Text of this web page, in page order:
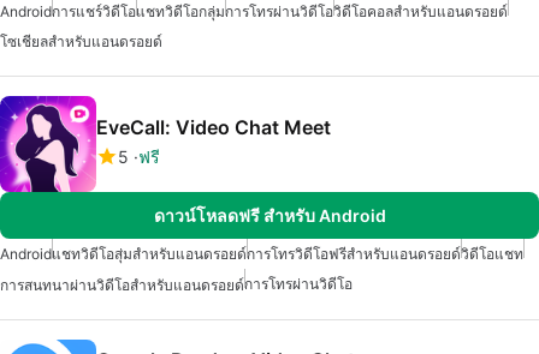
Androidการแชร์วิดีโอแชทวิดีโอกลุ่มการโทรผ่านวิดีโอวิดีโอคอลสำหรับแอนดรอยด์
โซเชียลสำหรับแอนดรอยด์
EveCall: Video Chat Meet
5 ฟรี
ดาวน์โหลดฟรี สำหรับ Android
Androidแชทวิดีโอสุ่มสำหรับแอนดรอยด์การโทรวิดีโอฟรีสำหรับแอนดรอยด์วิดีโอแชท
การสนทนาผ่านวิดีโอสำหรับแอนดรอยด์การโทรผ่านวิดีโอ